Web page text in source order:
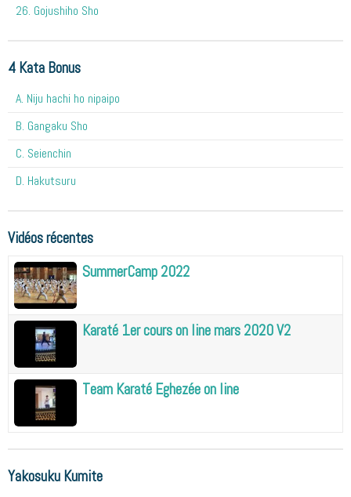
26. Gojushiho Sho
4 Kata Bonus
A. Niju hachi ho nipaipo
B. Gangaku Sho
C. Seienchin
D. Hakutsuru
Vidéos récentes
SummerCamp 2022
Karaté 1er cours on line mars 2020 V2
Team Karaté Eghezée on line
Yakosuku Kumite